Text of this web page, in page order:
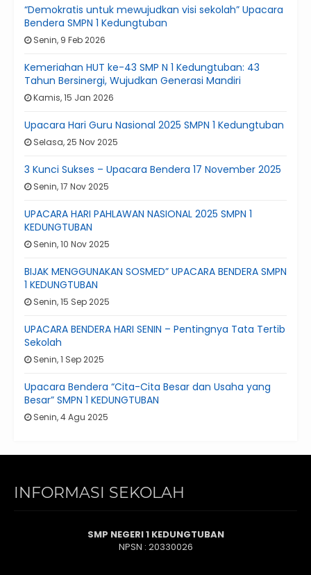
“Demokratis untuk mewujudkan visi sekolah” Upacara
Bendera SMPN 1 Kedungtuban
Senin, 9 Feb 2026
Kemeriahan HUT ke-43 SMP N 1 Kedungtuban: 43
Tahun Bersinergi, Wujudkan Generasi Mandiri
Kamis, 15 Jan 2026
Upacara Hari Guru Nasional 2025 SMPN 1 Kedungtuban
Selasa, 25 Nov 2025
3 Kunci Sukses – Upacara Bendera 17 November 2025
Senin, 17 Nov 2025
UPACARA HARI PAHLAWAN NASIONAL 2025 SMPN 1
KEDUNGTUBAN
Senin, 10 Nov 2025
BIJAK MENGGUNAKAN SOSMED” UPACARA BENDERA SMPN
1 KEDUNGTUBAN
Senin, 15 Sep 2025
UPACARA BENDERA HARI SENIN – Pentingnya Tata Tertib
Sekolah
Senin, 1 Sep 2025
Upacara Bendera “Cita-Cita Besar dan Usaha yang
Besar” SMPN 1 KEDUNGTUBAN
Senin, 4 Agu 2025
INFORMASI SEKOLAH
SMP NEGERI 1 KEDUNGTUBAN
NPSN : 20330026